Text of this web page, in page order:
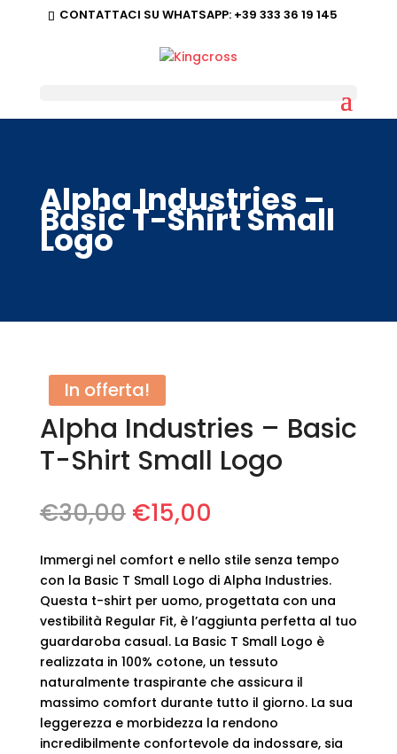
CONTATTACI SU WHATSAPP:+39 333 36 19 145
Alpha Industries –
Basic T-Shirt Small
Logo
In offerta!
Alpha Industries – Basic
T-Shirt Small Logo
€30,00 Il
prezzo
originale
era:
€30,00.
€15,00
attuale
è:
€15,00.
Immergi nel comfort e nello stile senza tempo
con la Basic T Small Logo di Alpha Industries.
Questa t-shirt per uomo, progettata con una
vestibilità Regular Fit, è l’aggiunta perfetta al tuo
guardaroba casual. La Basic T Small Logo è
realizzata in 100% cotone, un tessuto
naturalmente traspirante che assicura il
massimo comfort durante tutto il giorno. La sua
leggerezza e morbidezza la rendono
incredibilmente confortevole da indossare, sia